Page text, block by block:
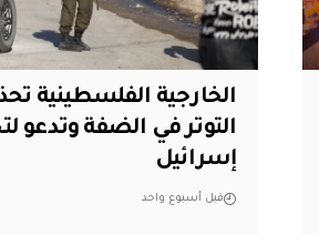
الخارجية الفلسطينية
التوتر في الضفة وتدعو
إسرائيل
قبل أسبوع واحد